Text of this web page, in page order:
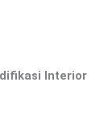
Interior